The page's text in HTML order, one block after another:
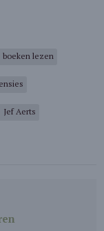
boeken lezen
Jef Aerts